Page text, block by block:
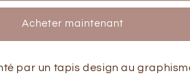
ciel
MERYAcheter maintenant
par un tapis design au